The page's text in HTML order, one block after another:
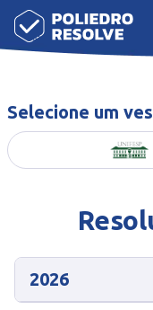
Selecione um
2026